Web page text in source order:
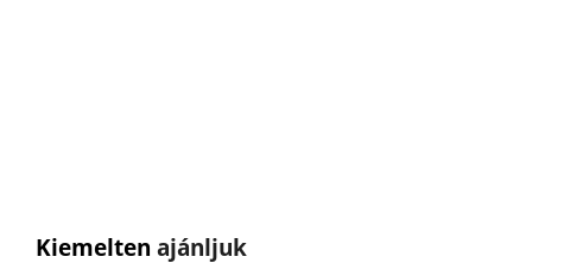
Kiemelten ajánljuk